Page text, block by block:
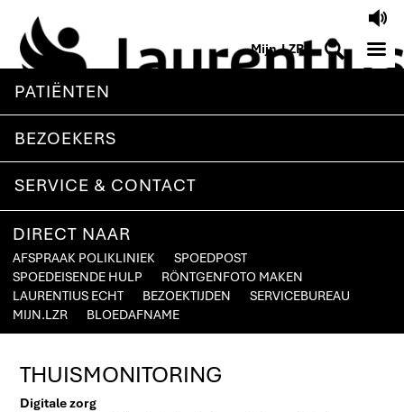
V
Mijn.LZR S M
PATIËNTEN
BEZOEKERS
SERVICE & CONTACT
DIRECT NAAR
AFSPRAAK POLIKLINIEK
SPOEDPOST
SPOEDEISENDE HULP
RÖNTGENFOTO MAKEN
LAURENTIUS ECHT
BEZOEKTIJDEN
SERVICEBUREAU
MIJN.LZR
BLOEDAFNAME
THUISMONITORING
Digitale zorg